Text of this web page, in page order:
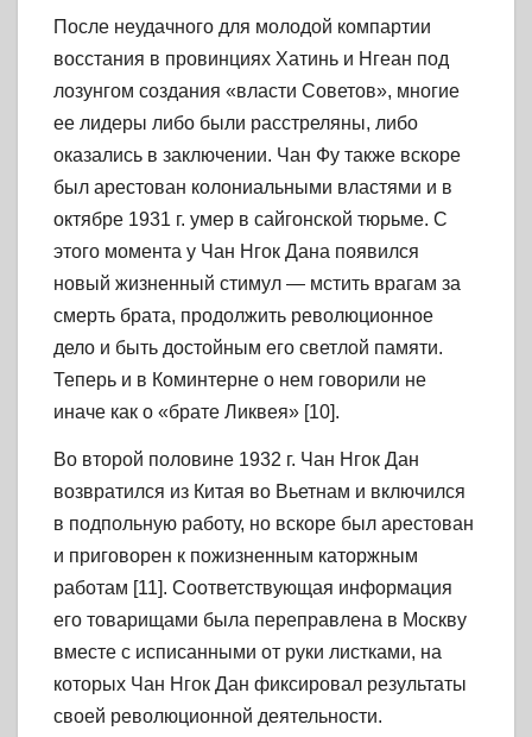
После неудачного для молодой компартии
восстания в провинциях Хатинь и Нгеан под
лозунгом создания «власти Советов», многие
ее лидеры либо были расстреляны, либо
оказались в заключении. Чан Фу также вскоре
был арестован колониальными властями и в
октябре 1931 г. умер в сайгонской тюрьме. С
этого момента у Чан Нгок Дана появился
новый жизненный стимул — мстить врагам за
смерть брата, продолжить революционное
дело и быть достойным его светлой памяти.
Теперь и в Коминтерне о нем говорили не
иначе как о «брате Ликвея» [10].
Во второй половине 1932 г. Чан Нгок Дан
возвратился из Китая во Вьетнам и включился
в подпольную работу, но вскоре был арестован
и приговорен к пожизненным каторжным
работам [11]. Соответствующая информация
его товарищами была переправлена в Москву
вместе с исписанными от руки листками, на
которых Чан Нгок Дан фиксировал результаты
своей революционной деятельности.